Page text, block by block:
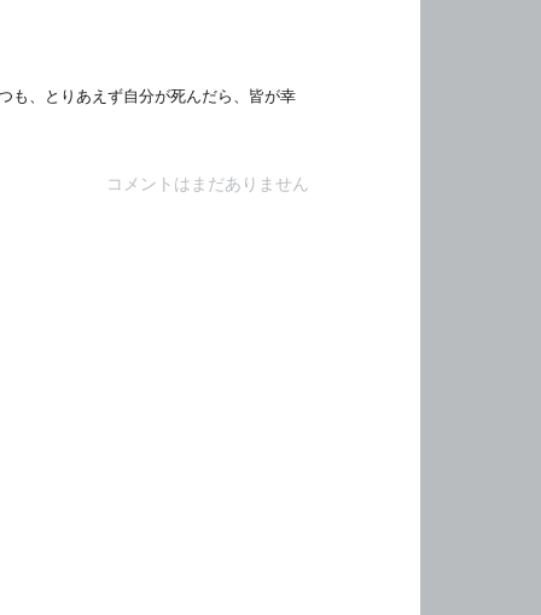
も、とりあえず自分が死んだら、皆が幸
コメントはまだありません